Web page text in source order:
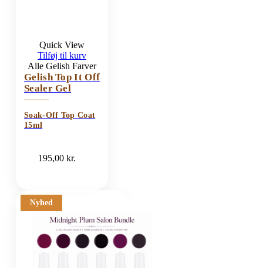
Quick View
Tilføj til kurv
Alle Gelish Farver
Gelish Top It Off
Sealer Gel
Soak-Off Top Coat
15ml
195,00kr.
Nyhed